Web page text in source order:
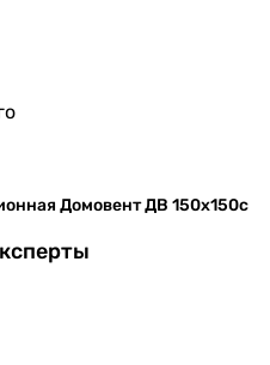
Домовент ДВ 150х150с